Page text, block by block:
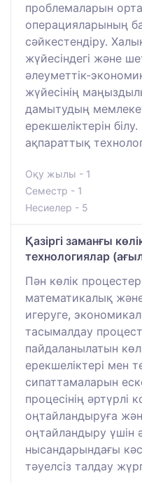
проблемаларын
операцияларының
сәйкестендіру.
жүйесіндегі және
әлеуметтік-
жүйесінің
дамытудың
ерекшеліктерін
ақпараттық
Оқу жылы - 1
Семестр - 1
Несиелер - 5
Қазіргі заманғы
технологиялар
Пән көлік
математикалық
игеруге,
тасымалдау
пайдаланылатын
ерекшеліктері мен
сипаттамаларын
процесінің әртүрлі
оңтайландыруға
оңтайландыру үшін
нысандарындағы
тәуелсіз талдау